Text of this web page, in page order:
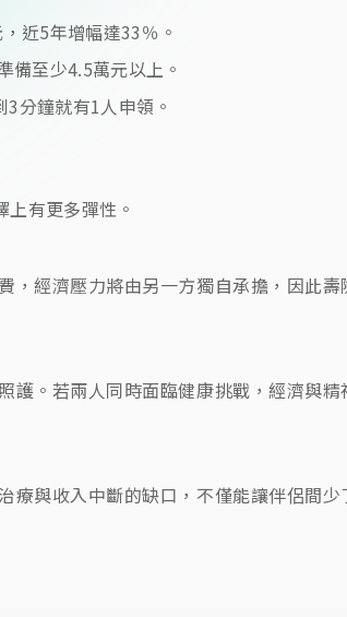
近5年增幅達33％。
備至少4.5萬元以上。
分鐘就有1人申領。
有更多彈性。
經濟壓力將由另一方獨自承擔，因此
。若兩人同時面臨健康挑戰，經濟與
與收入中斷的缺口，不僅能讓伴侶間